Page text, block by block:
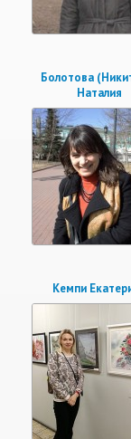
Болотова
Наталия
Кемпи